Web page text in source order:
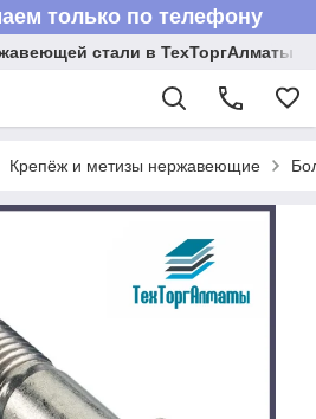
только по телефону
стали в ТехТоргАлматы
Крепёж и метизы нержавеющие